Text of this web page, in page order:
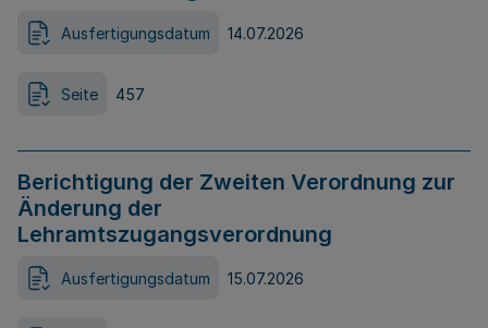
Ausfertigungsdatum 14.07.2026
Seite 457
Berichtigung der Zweiten Verordnung zur
Änderung der
Lehramtszugangsverordnung
Ausfertigungsdatum 15.07.2026